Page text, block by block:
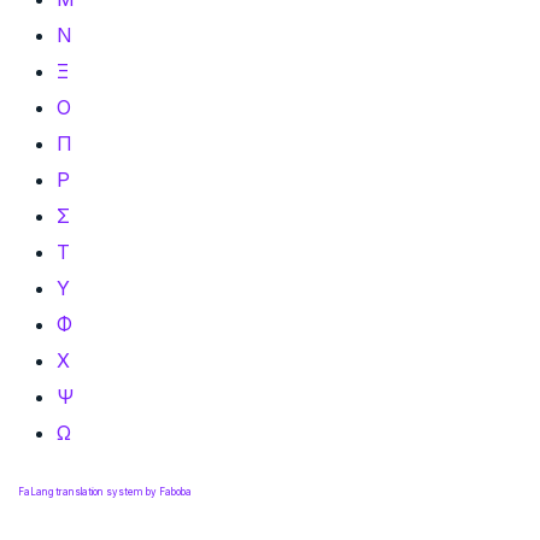
Ν
Ξ
Ο
Π
Ρ
Σ
Τ
Υ
Φ
Χ
Ψ
Ω
FaLang translation system by Faboba